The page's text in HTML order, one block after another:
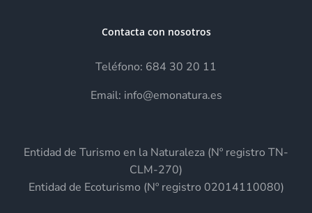
Contacta con nosotros
Teléfono: 684 30 20 11
Email: info@emonatura.es
Entidad de Turismo en la Naturaleza (Nº registro TN-
CLM-270)
Entidad de Ecoturismo (Nº registro 02014110080)